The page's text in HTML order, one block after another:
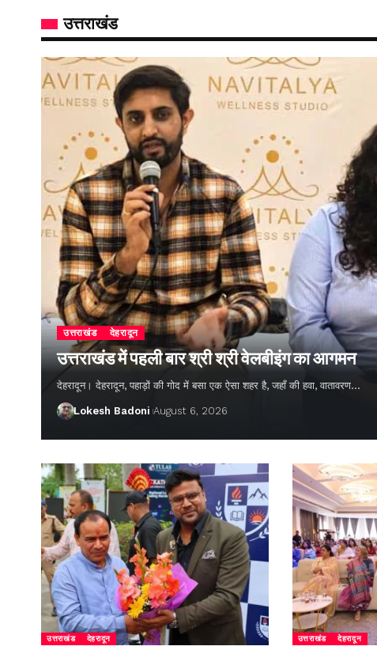
उत्तराखंड
उत्तराखंड देहरादून
उत्तराखंड में पहली बार श्री श्री वेलबीइंग का आगमन
देहरादून। देहरादून, पहाड़ों की गोद में बसा एक ऐसा शहर है, जहाँ की हवा, वातावरण…
Lokesh Badoni August 6, 2026
उत्तराखंड देहरादून उत्तराखंड देहरादून